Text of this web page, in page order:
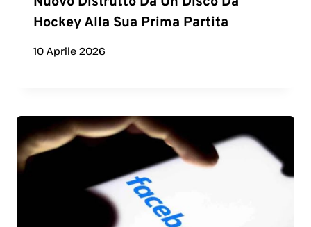
Hockey Alla Sua Prima Partita
10 Aprile 2026